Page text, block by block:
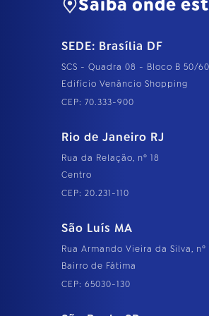
Saiba onde
SEDE: Brasília DF
SCS - Quadra 08 - Bloco B 50/
Edifício Venâncio Shopping
CEP: 70.333-900
Rio de Janeiro RJ
Rua da Relação, nº 18
Centro
CEP: 20.231-110
São Luís MA
Rua Armando Vieira da Silva, nº
Bairro de Fátima
CEP: 65030-130